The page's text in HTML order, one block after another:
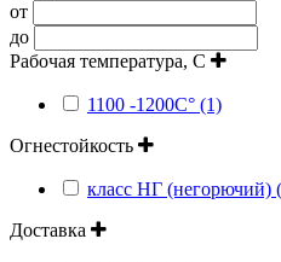
от
до
Рабочая температура, С
1100 -1200С° (1)
Огнестойкость
класс НГ (негорючий)
Доставка